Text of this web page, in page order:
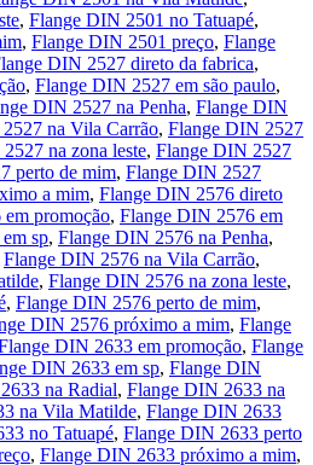
, Flange DIN 2501 no Tatuapé,
, Flange DIN 2501 preço, Flange
DIN 2527 direto da fabrica,
, Flange DIN 2527 em são paulo,
DIN 2527 na Penha, Flange DIN
na Vila Carrão, Flange DIN 2527
na zona leste, Flange DIN 2527
perto de mim, Flange DIN 2527
a mim, Flange DIN 2576 direto
promoção, Flange DIN 2576 em
sp, Flange DIN 2576 na Penha,
Flange DIN 2576 na Vila Carrão,
, Flange DIN 2576 na zona leste,
, Flange DIN 2576 perto de mim,
DIN 2576 próximo a mim, Flange
DIN 2633 em promoção, Flange
DIN 2633 em sp, Flange DIN
na Radial, Flange DIN 2633 na
na Vila Matilde, Flange DIN 2633
no Tatuapé, Flange DIN 2633 perto
, Flange DIN 2633 próximo a mim,